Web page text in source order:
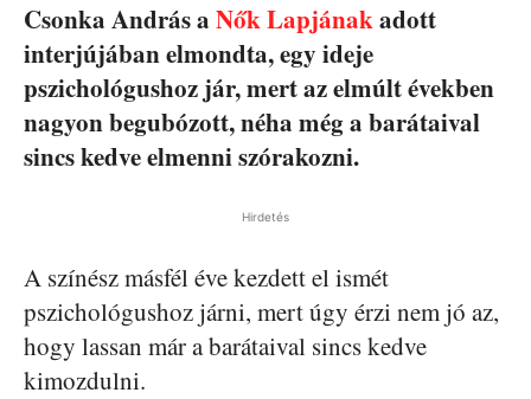
Csonka András a Nők Lapjánakadott
interjújában elmondta, egy ideje
pszichológushoz jár, mert az elmúlt években
nagyon begubózott, néha még a barátaival
sincs kedve elmenni szórakozni.
Hirdetés
A színész másfél éve kezdett el ismét
pszichológushoz járni, mert úgy érzi nem jó az,
hogy lassan már a barátaival sincs kedve
kimozdulni.